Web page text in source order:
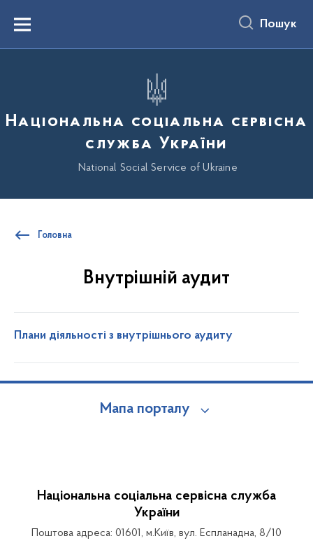
вмістуMenu Пошук
Національна соціальна сервісна
служба України
National Social Service of Ukraine
Головна
Внутрішній аудит
Плани діяльності з внутрішнього аудиту
Мапа порталу
Національна соціальна сервісна служба
України
Поштова адреса: 01601, м.Київ, вул. Еспланадна, 8/10